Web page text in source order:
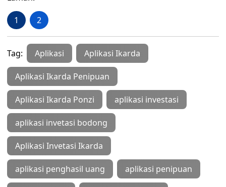
1 2
Tag: Aplikasi Aplikasi Ikarda
Aplikasi Ikarda Penipuan
Aplikasi Ikarda Ponzi aplikasi investasi
aplikasi invetasi bodong
Aplikasi Invetasi Ikarda
aplikasi penghasil uang aplikasi penipuan